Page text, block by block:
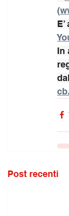
(
In
Post recenti